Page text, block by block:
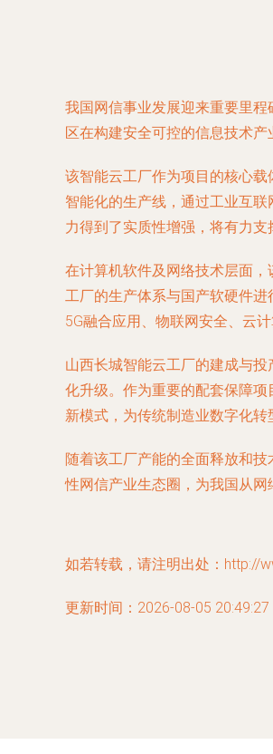
我国网信事业发展迎来重要里
区在构建安全可控的信息技术
该智能云工厂作为项目的核心
智能化的生产线，通过工业互
力得到了实质性增强，将有力支
在计算机软件及网络技术层面，
工厂的生产体系与国产软硬件
5G融合应用、物联网安全、云
山西长城智能云工厂的建成与
化升级。作为重要的配套保障
新模式，为传统制造业数字化转
随着该工厂产能的全面释放和
性网信产业生态圈，为我国从网
如若转载，请注明出处：http://
更新时间：2026-08-05 20:49:27